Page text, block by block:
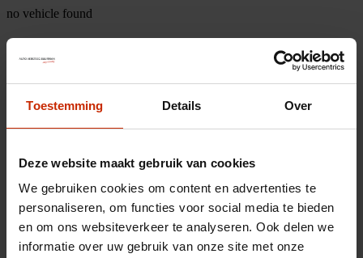
Toestemming Details Over
Deze website maakt gebruik van cookies
We gebruiken cookies om content en advertenties te
personaliseren, om functies voor social media te bieden
en om ons websiteverkeer te analyseren. Ook delen we
informatie over uw gebruik van onze site met onze
no vehicle found